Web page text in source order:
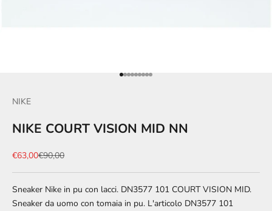
Vai all'articolo 1
Vai all'articolo 2
Vai all'articolo 3
Vai all'articolo 4
Vai all'articolo 5
Vai all'articolo 6
Vai all'articolo 7
Vai all'articolo 8
Vai all'articolo 9
NIKE
NIKE COURT VISION MID NN
Prezzo scontato
€63,00Prezzo
€90,00
Sneaker Nike in pu con lacci. DN3577 101 COURT VISION MID.
Sneaker da uomo con tomaia in pu. L'articolo DN3577 101